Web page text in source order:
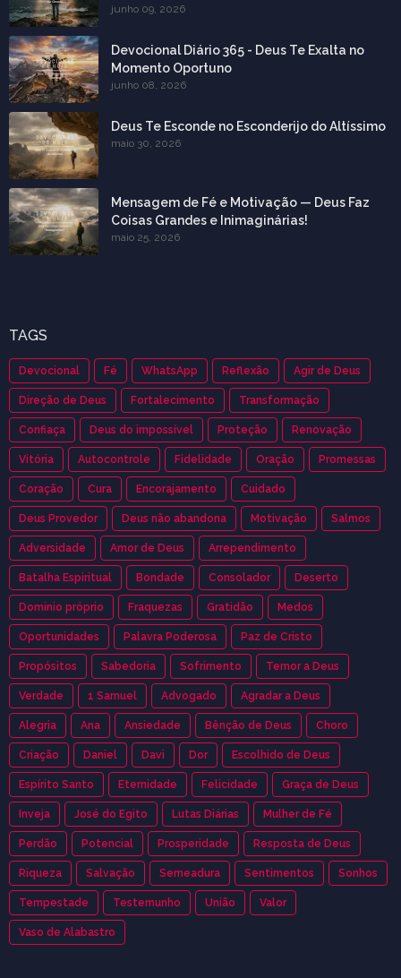
junho 09, 2026
Devocional Diário 365 - Deus Te Exalta no
Momento Oportuno
junho 08, 2026
Deus Te Esconde no Esconderijo do Altíssimo
maio 30, 2026
Mensagem de Fé e Motivação — Deus Faz
Coisas Grandes e Inimaginárias!
maio 25, 2026
TAGS
Devocional Fé WhatsApp Reflexão Agir de Deus
Direção de Deus Fortalecimento Transformação
Confiaça Deus do impossível Proteção Renovação
Vitória Autocontrole Fidelidade Oração Promessas
Coração Cura Encorajamento Cuidado
Deus Provedor Deus não abandona Motivação Salmos
Adversidade Amor de Deus Arrependimento
Batalha Espiritual Bondade Consolador Deserto
Dominio próprio Fraquezas Gratidão Medos
Oportunidades Palavra Poderosa Paz de Cristo
Propósitos Sabedoria Sofrimento Temor a Deus
Verdade 1 Samuel Advogado Agradar a Deus
Alegria Ana Ansiedade Bênção de Deus Choro
Criação Daniel Davi Dor Escolhido de Deus
Espírito Santo Eternidade Felicidade Graça de Deus
Inveja José do Egito Lutas Diárias Mulher de Fé
Perdão Potencial Prosperidade Resposta de Deus
Riqueza Salvação Semeadura Sentimentos Sonhos
Tempestade Testemunho União Valor
Vaso de Alabastro